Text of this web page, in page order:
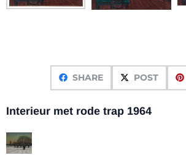
SHARE POST
Interieur met rode trap 1964